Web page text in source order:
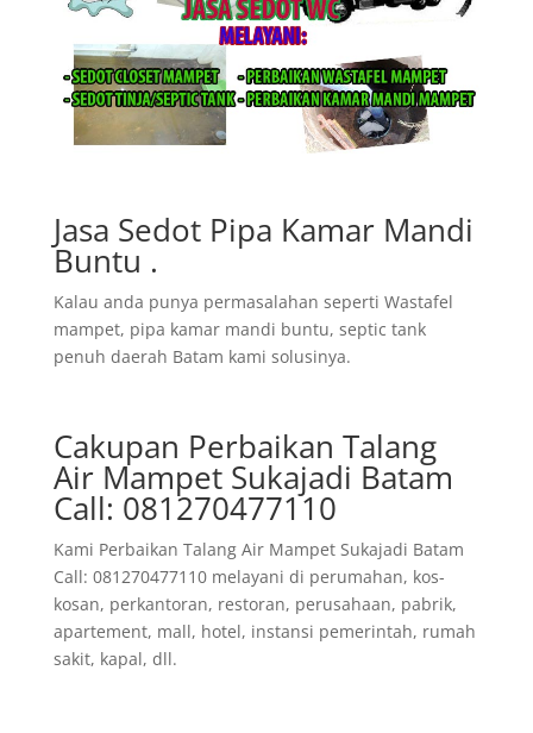
Jasa Sedot Pipa Kamar Mandi
Buntu .
Kalau anda punya permasalahan seperti Wastafel
mampet, pipa kamar mandi buntu, septic tank
penuh daerah Batam kami solusinya.
Cakupan Perbaikan Talang
Air Mampet Sukajadi Batam
Call: 081270477110
Kami Perbaikan Talang Air Mampet Sukajadi Batam
Call: 081270477110 melayani di perumahan, kos-
kosan, perkantoran, restoran, perusahaan, pabrik,
apartement, mall, hotel, instansi pemerintah, rumah
sakit, kapal, dll.